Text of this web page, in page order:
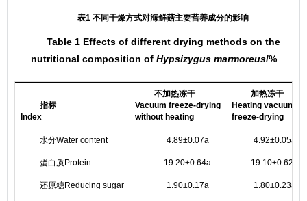
表1 不同干燥方式对海鲜菇主要营养成分的影响
Table 1 Effects of different drying methods on the
nutritional composition of Hypsizygus marmoreus/%
指标
Index
不加热冻干
Vacuum freeze-drying
without heating
加热冻干
Heating vacuum
freeze-drying
水分Water content 4.89±0.07a 4.92±0.05a
蛋白质Protein 19.20±0.64a 19.10±0.62a
还原糖Reducing sugar 1.90±0.17a 1.80±0.23a